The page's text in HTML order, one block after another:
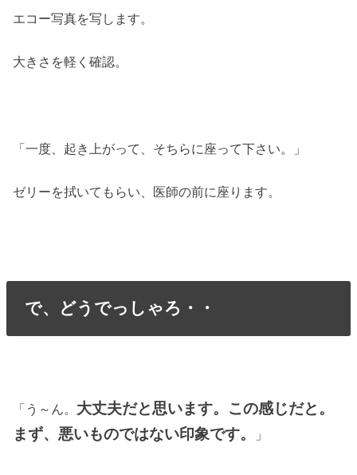
エコー写真を写します。
大きさを軽く確認。
「一度、起き上がって、そちらに座って下さい。」
ゼリーを拭いてもらい、医師の前に座ります。
で、どうでっしゃろ・・
「う～ん。 大丈夫だと思います。この感じだと。
まず、悪いものではない印象です。
」